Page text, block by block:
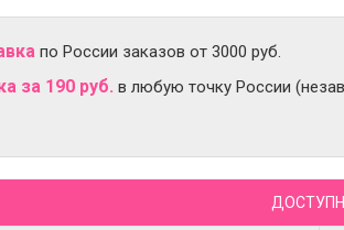
по России заказов от 3000 руб.
за 190 руб. в любую точку России